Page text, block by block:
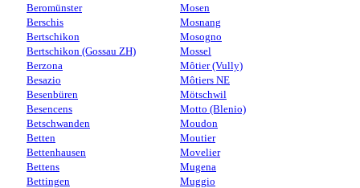
Beromünster
Berschis
Bertschikon
Bertschikon (Gossau ZH)
Berzona
Besazio
Besenbüren
Besencens
Betschwanden
Betten
Bettenhausen
Bettens
Bettingen
Mosen
Mosnang
Mosogno
Mossel
Môtier (Vully)
Môtiers NE
Mötschwil
Motto (Blenio)
Moudon
Moutier
Movelier
Mugena
Muggio